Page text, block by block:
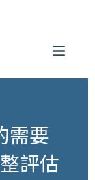
需要
評估